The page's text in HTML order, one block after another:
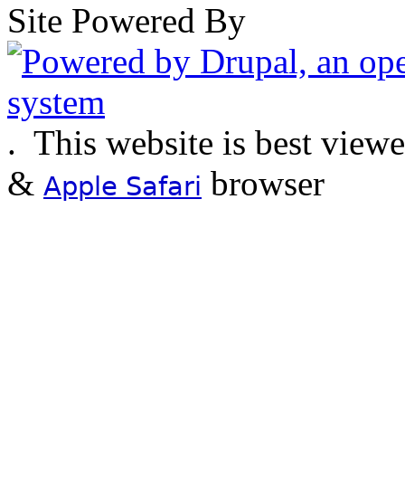
Site Powered By
. This website is best
& Apple Safari browser